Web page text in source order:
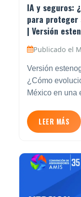
IA y seguros:
para proteger
| Versión
Publicado el
Versión
¿Cómo
México en una
LEER MÁS